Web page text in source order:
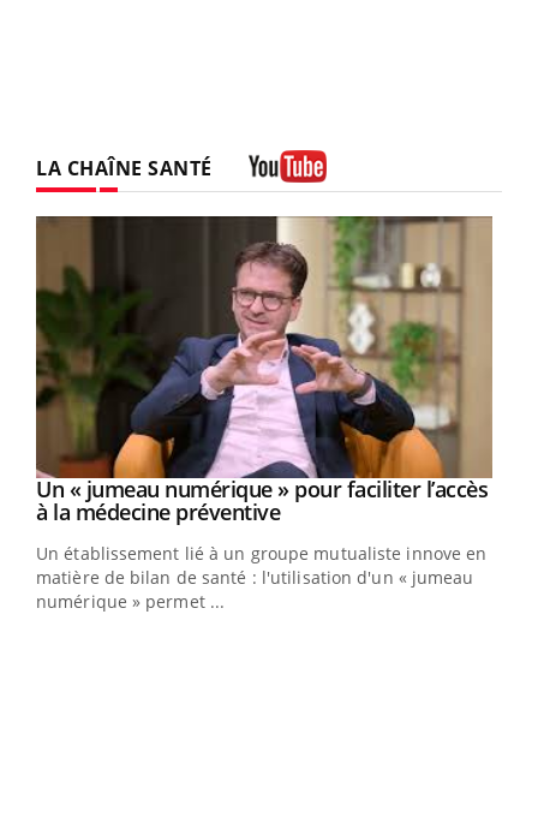
LA CHAÎNE SANTÉ
Youtube
Un « jumeau numérique » pour faciliter l’accès
à la médecine préventiveYoutube
Un établissement lié à un groupe mutualiste innove en
matière de bilan de santé : l'utilisation d'un « jumeau
numérique » permet ...